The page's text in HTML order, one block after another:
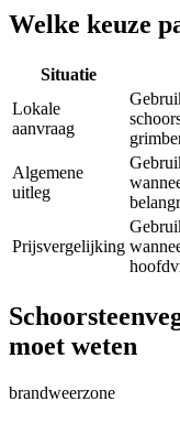
Welke keuze
Situatie
Lokale
aanvraag
Algemene
uitleg
Prijsvergelijking
moet weten
brandweerzone